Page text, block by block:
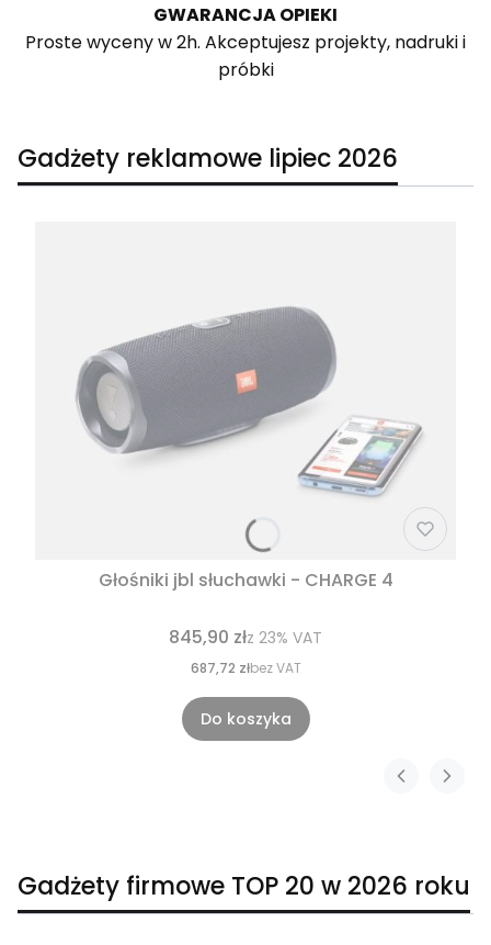
GWARANCJA OPIEKI
Proste wyceny w 2h. Akceptujesz projekty, nadruki i
próbki
Gadżety reklamowe lipiec 2026
Głośniki jbl słuchawki - CHARGE 4
845,90 złz 23% VAT
687,72 złbez VAT
Do koszyka
Gadżety firmowe TOP 20 w 2026 roku